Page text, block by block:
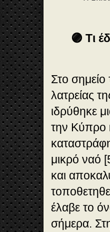
🟣 Τι
Στο
λατρείας
ιδρύθηκε
την Κύπρο
μικρό ναό
και
έλαβε το
σήμερα.